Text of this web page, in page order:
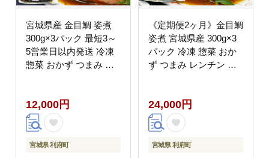
宮城県産 金目鯛 姿煮
300g×3パック 最短3～
5営業日以内発送 冷凍
惣菜 おかず つまみ レ
み レンチン 湯煎 簡単
煮物 煮付]
12,000円
宮城県 利府町
《定期便2ヶ月》金目鯛
姿煮 宮城県産 300g×3
パック 冷凍 惣菜 おか
ず つまみ レンチン 湯
み レンチン 湯煎 簡単
煮物 煮付]
24,000円
宮城県 利府町